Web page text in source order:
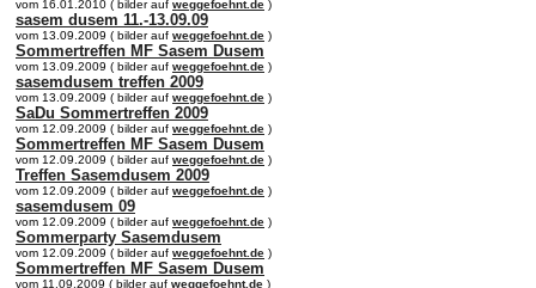
vom 16.01.2010 ( bilder auf weggefoehnt.de )
sasem dusem 11.-13.09.09
vom 13.09.2009 ( bilder auf weggefoehnt.de )
Sommertreffen MF Sasem Dusem
vom 13.09.2009 ( bilder auf weggefoehnt.de )
sasemdusem treffen 2009
vom 13.09.2009 ( bilder auf weggefoehnt.de )
SaDu Sommertreffen 2009
vom 12.09.2009 ( bilder auf weggefoehnt.de )
Sommertreffen MF Sasem Dusem
vom 12.09.2009 ( bilder auf weggefoehnt.de )
Treffen Sasemdusem 2009
vom 12.09.2009 ( bilder auf weggefoehnt.de )
sasemdusem 09
vom 12.09.2009 ( bilder auf weggefoehnt.de )
Sommerparty Sasemdusem
vom 12.09.2009 ( bilder auf weggefoehnt.de )
Sommertreffen MF Sasem Dusem
vom 11.09.2009 ( bilder auf weggefoehnt.de )